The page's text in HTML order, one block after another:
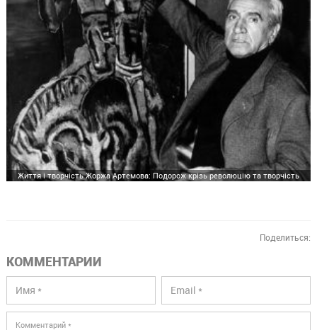
Життя і творчість Жоржа Артемова: Подорож крізь революцію та творчість
Поделиться:
КОММЕНТАРИИ